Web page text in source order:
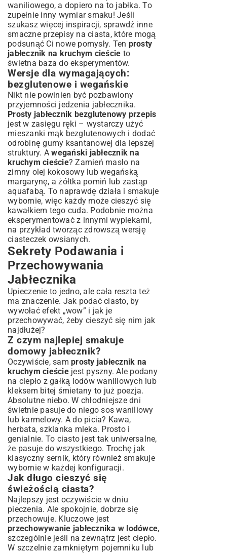
waniliowego, a dopiero na to jabłka. To
zupełnie inny wymiar smaku! Jeśli
szukasz więcej inspiracji, sprawdź inne
smaczne przepisy na ciasta, które mogą
podsunąć Ci nowe pomysły. Ten prosty
jabłecznik na kruchym cieście to
świetna baza do eksperymentów.
Wersje dla wymagających:
bezglutenowe i wegańskie
Nikt nie powinien być pozbawiony
przyjemności jedzenia jabłecznika.
Prosty jabłecznik bezglutenowy przepis
jest w zasięgu ręki – wystarczy użyć
mieszanki mąk bezglutenowych i dodać
odrobinę gumy ksantanowej dla lepszej
struktury. Awegański jabłecznik na
kruchym cieście? Zamień masło na
zimny olej kokosowy lub wegańską
margarynę, a żółtka pomiń lub zastąp
aquafabą. To naprawdę działa i smakuje
wybornie, więc każdy może cieszyć się
kawałkiem tego cuda. Podobnie można
eksperymentować z innymi wypiekami,
na przykład tworząc zdrowszą wersję
ciasteczek owsianych.
Sekrety Podawania i
Przechowywania
Jabłecznika
Upieczenie to jedno, ale cała reszta też
ma znaczenie. Jak podać ciasto, by
wywołać efekt „wow” i jak je
przechowywać, żeby cieszyć się nim jak
najdłużej?
Z czym najlepiej smakuje
domowy jabłecznik?
Oczywiście, sam prosty jabłecznik na
kruchym cieściejest pyszny. Ale podany
na ciepło z gałką lodów waniliowych lub
kleksem bitej śmietany to już poezja.
Absolutne niebo. W chłodniejsze dni
świetnie pasuje do niego sos waniliowy
lub karmelowy. A do picia? Kawa,
herbata, szklanka mleka. Prosto i
genialnie. To ciasto jest tak uniwersalne,
że pasuje do wszystkiego. Trochę jak
klasyczny sernik, który również smakuje
wybornie w każdej konfiguracji.
Jak długo cieszyć się
świeżością ciasta?
Najlepszy jest oczywiście w dniu
pieczenia. Ale spokojnie, dobrze się
przechowuje. Kluczowe jest
przechowywanie jabłecznika w lodówce,
szczególnie jeśli na zewnątrz jest ciepło.
W szczelnie zamkniętym pojemniku lub